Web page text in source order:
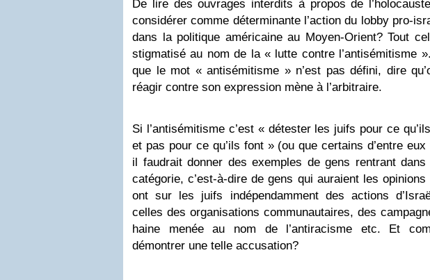
De lire des ouvrages interdits à propos de
considérer comme déterminante l’action du lobby pro-
dans la politique américaine au Moyen-Orient? Tout
stigmatisé au nom de la « lutte contre l’antisémitisme
que le mot « antisémitisme » n’est pas défini, dire
réagir contre son expression mène à l’arbitraire.
Si l’antisémitisme c’est « détester les juifs pour ce
et pas pour ce qu’ils font » (ou que certains d’entre eux
il faudrait donner des exemples de gens rentrant dans
catégorie, c’est-à-dire de gens qui auraient les opinions
ont sur les juifs indépendamment des actions
celles des organisations communautaires, des
haine menée au nom de l’antiracisme etc. Et
démontrer une telle accusation?